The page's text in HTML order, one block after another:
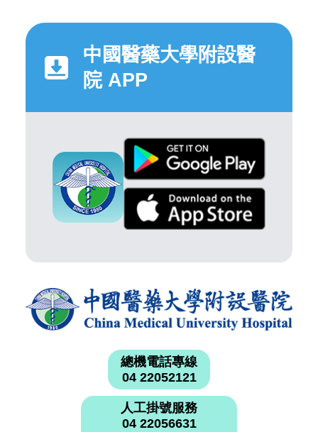
中國醫藥大學附設醫
院 APP
總機電話專線
04 22052121
人工掛號服務
04 22056631